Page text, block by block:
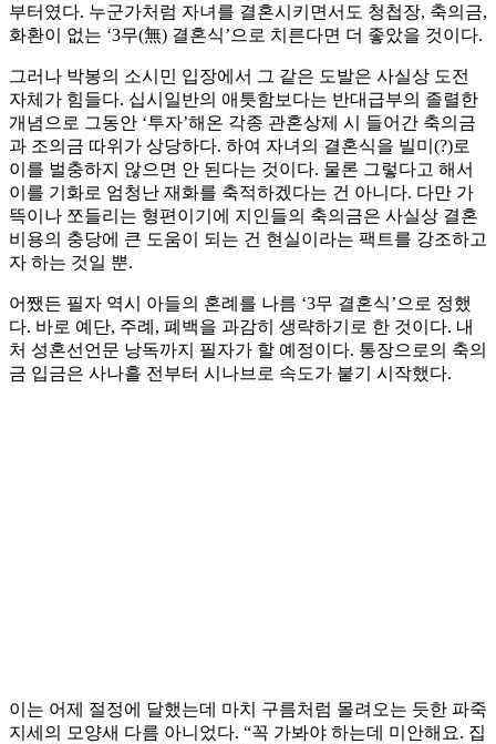
부터였다. 누군가처럼 자녀를 결혼시키면서도 청첩장, 축의금,
화환이 없는 ‘3무(無) 결혼식’으로 치른다면 더 좋았을 것이다.
그러나 박봉의 소시민 입장에서 그 같은 도발은 사실상 도전
자체가 힘들다. 십시일반의 애틋함보다는 반대급부의 졸렬한
개념으로 그동안 ‘투자’해온 각종 관혼상제 시 들어간 축의금
과 조의금 따위가 상당하다. 하여 자녀의 결혼식을 빌미(?)로
이를 벌충하지 않으면 안 된다는 것이다. 물론 그렇다고 해서
이를 기화로 엄청난 재화를 축적하겠다는 건 아니다. 다만 가
뜩이나 쪼들리는 형편이기에 지인들의 축의금은 사실상 결혼
비용의 충당에 큰 도움이 되는 건 현실이라는 팩트를 강조하고
자 하는 것일 뿐.
어쨌든 필자 역시 아들의 혼례를 나름 ‘3무 결혼식’으로 정했
다. 바로 예단, 주례, 폐백을 과감히 생략하기로 한 것이다. 내
처 성혼선언문 낭독까지 필자가 할 예정이다. 통장으로의 축의
금 입금은 사나흘 전부터 시나브로 속도가 붙기 시작했다.
이는 어제 절정에 달했는데 마치 구름처럼 몰려오는 듯한 파죽
지세의 모양새 다름 아니었다. “꼭 가봐야 하는데 미안해요. 집